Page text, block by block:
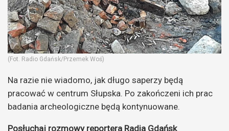
(Fot. Radio Gdańsk/Przemek Woś)
Na razie nie wiadomo, jak długo saperzy będą
pracować w centrum Słupska. Po zakończeni ich prac
badania archeologiczne będą kontynuowane.
Posłuchaj rozmowy reportera Radia Gdańsk